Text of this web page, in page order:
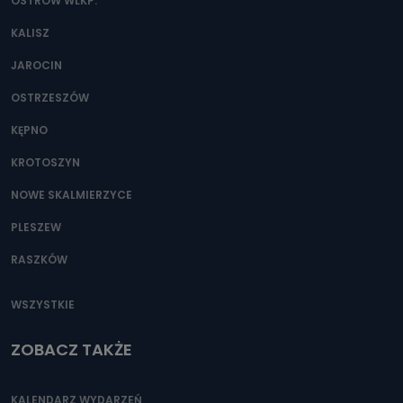
Można to zrobić pod numerem telefonu 62 735-51-05 lub
e-mailowo pod adresem: poczta@tvproart.pl
KALISZ
JAROCIN
OSTRZESZÓW
KĘPNO
KROTOSZYN
NOWE SKALMIERZYCE
PLESZEW
RASZKÓW
WSZYSTKIE
ZOBACZ TAKŻE
KALENDARZ WYDARZEŃ